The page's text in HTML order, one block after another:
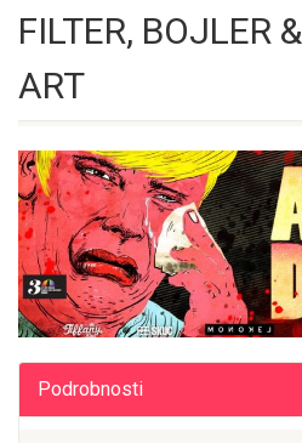
FILTER, BOJLER
ART
Podrobnosti